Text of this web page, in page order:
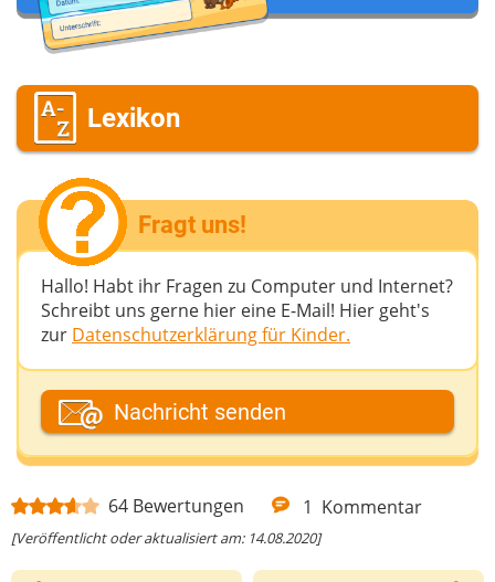
64 Bewertungen 1 Kommentar
[Veröffentlicht oder aktualisiert am: 14.08.2020]
Lexikon
Fragt uns!
Hallo! Habt ihr Fragen zu Computer und Internet?
Schreibt uns gerne hier eine E-Mail! Hier geht's
zur Datenschutzerklärung für Kinder.
Dein Fantasiename
Deine E-Mail-Adresse (wenn du eine Antwort
möchtest)
Nachricht senden